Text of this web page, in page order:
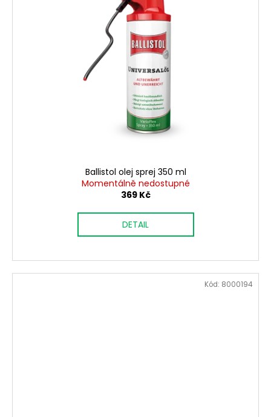
Ballistol olej sprej 350 ml
Momentálně nedostupné
369 Kč
DETAIL
Kód: 8000194